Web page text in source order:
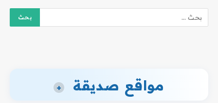
مواقع صديقة +